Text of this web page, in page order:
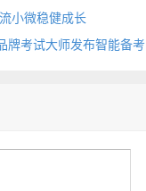
小微稳健成长
牌考试大师发布智能备考